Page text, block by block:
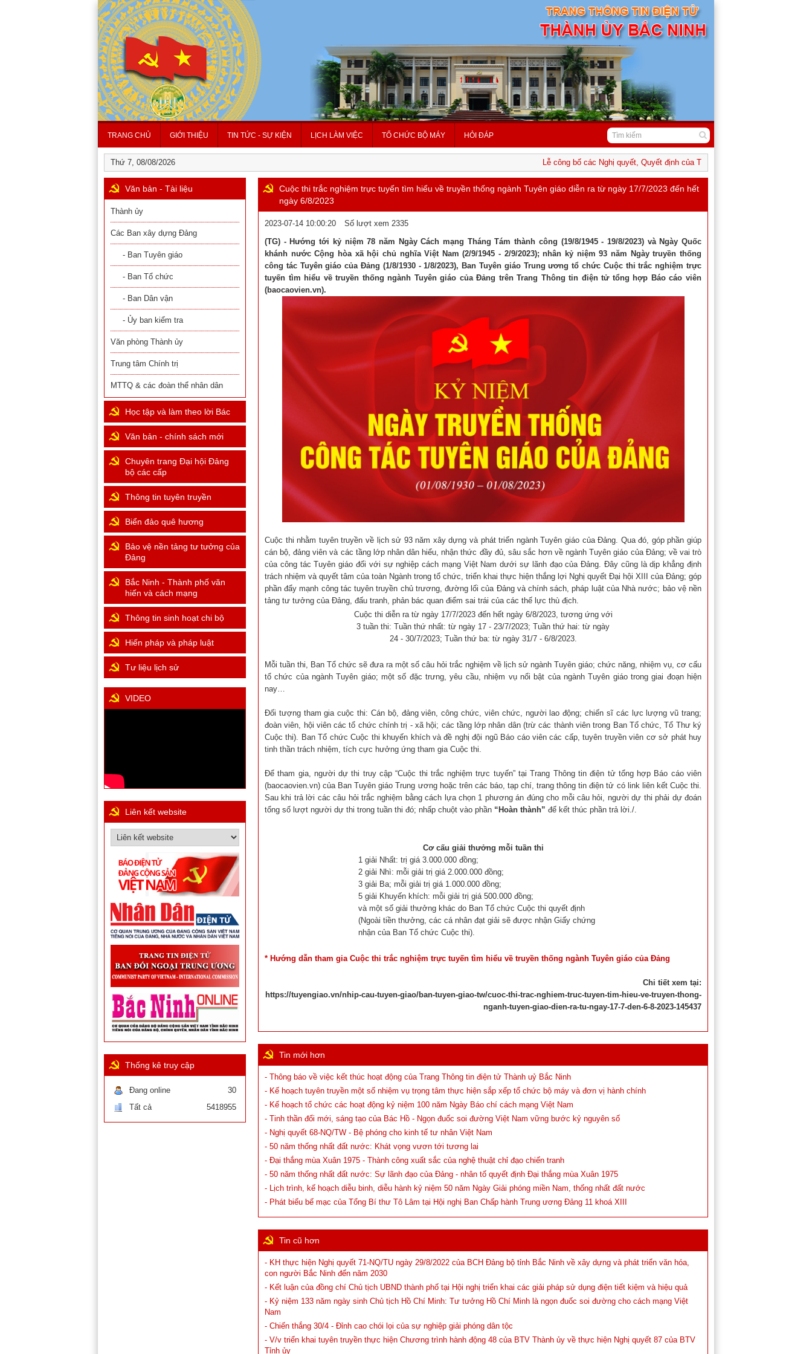
TRANG CHỦ GIỚI THIỆU TIN TỨC - SỰ KIỆN LỊCH LÀM VIỆC TỔ CHỨC BỘ MÁY HỎI ĐÁP
Thứ 7, 08/08/2026 Lễ công bố các Nghị quyết, Quyết định của Trung ương và địa phương về sáp
Cuộc thi trắc nghiệm trực tuyến tìm hiểu về truyền thống ngành Tuyên giáo diễn ra từ ngày 17/7/2023 đến hết
ngày 6/8/2023
2023-07-14 10:00:20
Số lượt xem 2335
(TG) - Hướng tới kỷ niệm 78 năm Ngày Cách mạng Tháng Tám thành công (19/8/1945 - 19/8/2023) và Ngày Quốc
khánh nước Cộng hòa xã hội chủ nghĩa Việt Nam (2/9/1945 - 2/9/2023); nhân kỷ niệm 93 năm Ngày truyền thống
công tác Tuyên giáo của Đảng (1/8/1930 - 1/8/2023), Ban Tuyên giáo Trung ương tổ chức Cuộc thi trắc nghiệm trực
tuyến tìm hiểu về truyền thống ngành Tuyên giáo của Đảng trên Trang Thông tin điện tử tổng hợp Báo cáo viên
(baocaovien.vn).
Cuộc thi nhằm tuyên truyền về lịch sử 93 năm xây dựng và phát triển ngành Tuyên giáo của Đảng. Qua đó, góp phần giúp
cán bộ, đảng viên và các tầng lớp nhân dân hiểu, nhận thức đầy đủ, sâu sắc hơn về ngành Tuyên giáo của Đảng; về vai trò
của công tác Tuyên giáo đối với sự nghiệp cách mạng Việt Nam dưới sự lãnh đạo của Đảng. Đây cũng là dịp khẳng định
trách nhiệm và quyết tâm của toàn Ngành trong tổ chức, triển khai thực hiện thắng lợi Nghị quyết Đại hội XIII của Đảng; góp
phần đẩy mạnh công tác tuyên truyền chủ trương, đường lối của Đảng và chính sách, pháp luật của Nhà nước; bảo vệ nền
tảng tư tưởng của Đảng, đấu tranh, phản bác quan điểm sai trái của các thế lực thù địch.
Cuộc thi diễn ra từ ngày 17/7/2023 đến hết ngày 6/8/2023, tương ứng với
3 tuần thi: Tuần thứ nhất: từ ngày 17 - 23/7/2023; Tuần thứ hai: từ ngày
24 - 30/7/2023; Tuần thứ ba: từ ngày 31/7 - 6/8/2023.
Mỗi tuần thi, Ban Tổ chức sẽ đưa ra một số câu hỏi trắc nghiệm về lịch sử ngành Tuyên giáo; chức năng, nhiệm vụ, cơ cấu
tổ chức của ngành Tuyên giáo; một số đặc trưng, yêu cầu, nhiệm vụ nổi bật của ngành Tuyên giáo trong giai đoạn hiện
nay…
Đối tượng tham gia cuộc thi: Cán bộ, đảng viên, công chức, viên chức, người lao động; chiến sĩ các lực lượng vũ trang;
đoàn viên, hội viên các tổ chức chính trị - xã hội; các tầng lớp nhân dân (trừ các thành viên trong Ban Tổ chức, Tổ Thư ký
Cuộc thi). Ban Tổ chức Cuộc thi khuyến khích và đề nghị đội ngũ Báo cáo viên các cấp, tuyên truyền viên cơ sở phát huy
tinh thần trách nhiệm, tích cực hưởng ứng tham gia Cuộc thi.
Để tham gia, người dự thi truy cập “Cuộc thi trắc nghiệm trực tuyến” tại Trang Thông tin điện tử tổng hợp Báo cáo viên
(baocaovien.vn) của Ban Tuyên giáo Trung ương hoặc trên các báo, tạp chí, trang thông tin điện tử có link liên kết Cuộc thi.
Sau khi trả lời các câu hỏi trắc nghiệm bằng cách lựa chọn 1 phương án đúng cho mỗi câu hỏi, người dự thi phải dự đoán
tổng số lượt người dự thi trong tuần thi đó; nhấp chuột vào phần “Hoàn thành” để kết thúc phần trả lời./.
Cơ cấu giải thưởng mỗi tuần thi
1 giải Nhất: trị giá 3.000.000 đồng;
2 giải Nhì: mỗi giải trị giá 2.000.000 đồng;
3 giải Ba; mỗi giải trị giá 1.000.000 đồng;
5 giải Khuyến khích: mỗi giải trị giá 500.000 đồng;
và một số giải thưởng khác do Ban Tổ chức Cuộc thi quyết định
(Ngoài tiền thưởng, các cá nhân đạt giải sẽ được nhận Giấy chứng
nhận của Ban Tổ chức Cuộc thi).
* Hướng dẫn tham gia Cuộc thi trắc nghiệm trực tuyến tìm hiểu về truyền thống ngành Tuyên giáo của Đảng
Chi tiết xem tại:
https://tuyengiao.vn/nhip-cau-tuyen-giao/ban-tuyen-giao-tw/cuoc-thi-trac-nghiem-truc-tuyen-tim-hieu-ve-truyen-thong-
nganh-tuyen-giao-dien-ra-tu-ngay-17-7-den-6-8-2023-145437
Tin mới hơn
- Thông báo về việc kết thúc hoạt động của Trang Thông tin điện tử Thành uỷ Bắc Ninh
- Kế hoạch tuyên truyền một số nhiệm vụ trọng tâm thực hiện sắp xếp tổ chức bộ máy và đơn vị hành chính
- Kế hoạch tổ chức các hoạt động kỷ niệm 100 năm Ngày Báo chí cách mạng Việt Nam
- Tinh thần đổi mới, sáng tạo của Bác Hồ - Ngọn đuốc soi đường Việt Nam vững bước kỷ nguyên số
- Nghị quyết 68-NQ/TW - Bệ phóng cho kinh tế tư nhân Việt Nam
- 50 năm thống nhất đất nước: Khát vọng vươn tới tương lai
- Đại thắng mùa Xuân 1975 - Thành công xuất sắc của nghệ thuật chỉ đạo chiến tranh
- 50 năm thống nhất đất nước: Sự lãnh đạo của Đảng - nhân tố quyết định Đại thắng mùa Xuân 1975
- Lịch trình, kế hoạch diễu binh, diễu hành kỷ niệm 50 năm Ngày Giải phóng miền Nam, thống nhất đất nước
- Phát biểu bế mạc của Tổng Bí thư Tô Lâm tại Hội nghị Ban Chấp hành Trung ương Đảng 11 khoá XIII
Tin cũ hơn
- KH thực hiện Nghị quyết 71-NQ/TU ngày 29/8/2022 của BCH Đảng bộ tỉnh Bắc Ninh về xây dựng và phát triển văn hóa,
con người Bắc Ninh đến năm 2030
- Kết luận của đồng chí Chủ tịch UBND thành phố tại Hội nghị triển khai các giải pháp sử dụng điện tiết kiệm và hiệu quả
- Kỷ niệm 133 năm ngày sinh Chủ tịch Hồ Chí Minh: Tư tưởng Hồ Chí Minh là ngọn đuốc soi đường cho cách mạng Việt
Nam
- Chiến thắng 30/4 - Đỉnh cao chói lọi của sự nghiệp giải phóng dân tộc
- V/v triển khai tuyên truyền thực hiện Chương trình hành động 48 của BTV Thành ủy về thực hiện Nghị quyết 87 của BTV
Tỉnh ủy
Văn bản - Tài liệu
Thành ủy
Các Ban xây dựng Đảng
- Ban Tuyên giáo
- Ban Tổ chức
- Ban Dân vận
- Ủy ban kiểm tra
Văn phòng Thành ủy
Trung tâm Chính trị
MTTQ & các đoàn thể nhân dân
Học tập và làm theo lời Bác
Văn bản - chính sách mới
Chuyên trang Đại hội Đảng
bộ các cấp
Thông tin tuyên truyền
Biển đảo quê hương
Bảo vệ nền tảng tư tưởng của
Đảng
Bắc Ninh - Thành phố văn
hiến và cách mạng
Thông tin sinh hoạt chi bộ
Hiến pháp và pháp luật
Tư liệu lịch sử
VIDEO
Liên kết website
Thống kê truy cập
Đang online
30
Tất cả
5418955